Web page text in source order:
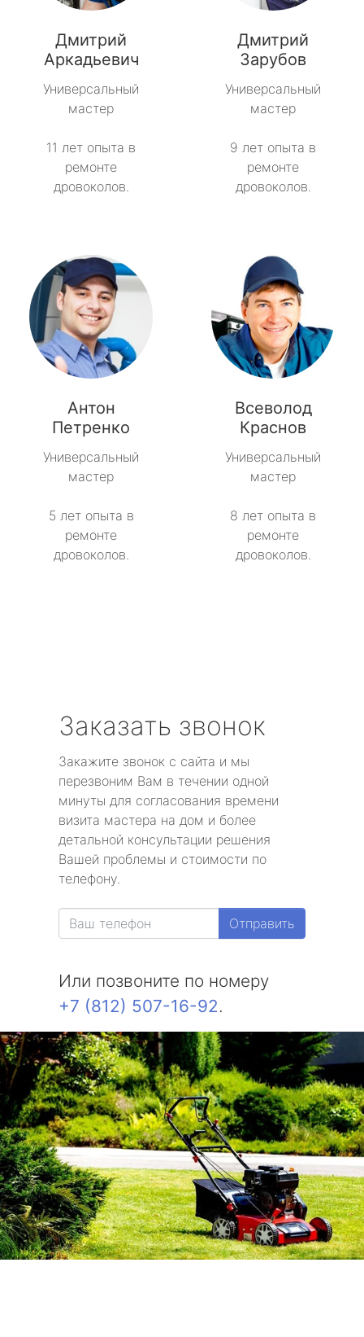
Дмитрий
Аркадьевич
Универсальный
мастер
11 лет опыта в
ремонте
дровоколов.
Дмитрий
Зарубов
Универсальный
мастер
9 лет опыта в
ремонте
дровоколов.
Антон
Петренко
Универсальный
мастер
5 лет опыта в
ремонте
дровоколов.
Всеволод
Краснов
Универсальный
мастер
8 лет опыта в
ремонте
дровоколов.
Заказать звонок
Закажите звонок с сайта и мы
перезвоним Вам в течении одной
минуты для согласования времени
визита мастера на дом и более
детальной консультации решения
Вашей проблемы и стоимости по
телефону.
Отправить
Или позвоните по номеру
+7 (812) 507-16-92.